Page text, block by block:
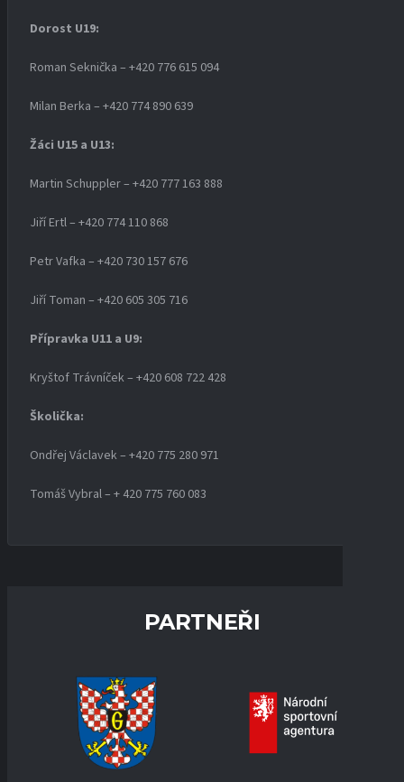
Dorost U19:
Roman Seknička – +420 776 615 094
Milan Berka – +420 774 890 639
Žáci U15 a U13:
Martin Schuppler – +420 777 163 888
Jiří Ertl – +420 774 110 868
Petr Vafka – +420 730 157 676
Jiří Toman – +420 605 305 716
Přípravka U11 a U9:
Kryštof Trávníček – +420 608 722 428
Školička:
Ondřej Václavek – +420 775 280 971
Tomáš Vybral – + 420 775 760 083
PARTNEŘI